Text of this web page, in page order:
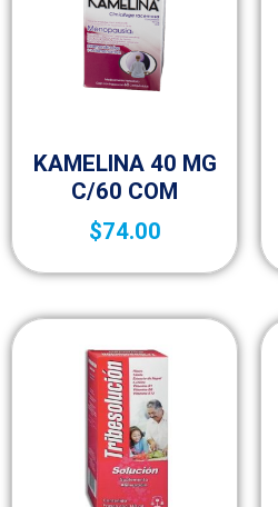
KAMELINA 40 MG
C/60 COM
$74.00